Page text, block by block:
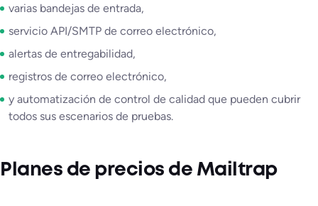
varias bandejas de entrada,
servicio API/SMTP de correo electrónico,
alertas de entregabilidad,
registros de correo electrónico,
y automatización de control de calidad que pueden cubrir
todos sus escenarios de pruebas.
Planes de precios de Mailtrap